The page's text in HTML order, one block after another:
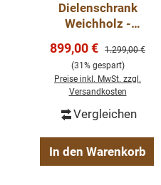
Dielenschrank
Weichholz -
Massivholz
Weichholz Möbel
Verkaufspreis:
899,00 € Regulärer
1.299,00 €
(31% gespart)
Preise inkl. MwSt. zzgl.
Versandkosten
Vergleichen
In den Warenkorb